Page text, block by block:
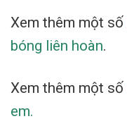
Xem thêm một số
bóng liên hoàn.
Xem thêm một số
em.